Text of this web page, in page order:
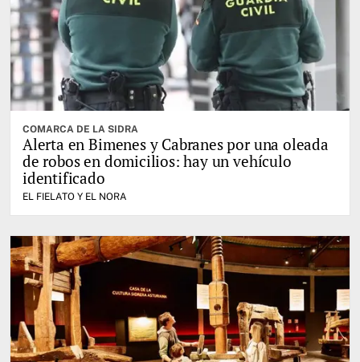
COMARCA DE LA SIDRA
Alerta en Bimenes y Cabranes por una oleada
de robos en domicilios: hay un vehículo
identificado
EL FIELATO Y EL NORA